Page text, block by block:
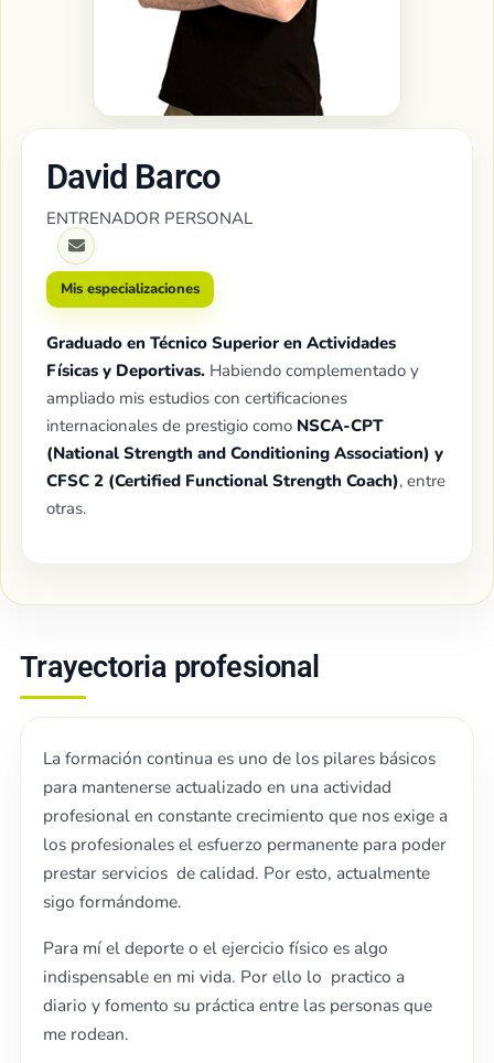
David Barco​
ENTRENADOR PERSONAL
Mis especializaciones
Graduado en Técnico Superior en Actividades
Físicas y Deportivas. Habiendo complementado y
ampliado mis estudios con certificaciones
internacionales de prestigio como NSCA-CPT
(National Strength and Conditioning Association) y
CFSC 2 (Certified Functional Strength Coach), entre
otras.
Trayectoria profesional
La formación continua es uno de los pilares básicos
para mantenerse actualizado en una actividad
profesional en constante crecimiento que nos exige a
los profesionales el esfuerzo permanente para poder
prestar servicios de calidad. Por esto, actualmente
sigo formándome.
Para mí el deporte o el ejercicio físico es algo
indispensable en mi vida. Por ello lo practico a
diario y fomento su práctica entre las personas que
me rodean.